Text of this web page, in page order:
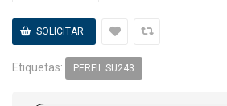
Etiquetas: PERFIL SU243